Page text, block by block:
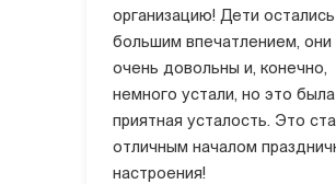
организацию! Дети
большим впечатлением, они
очень довольны и, конечно,
немного устали, но это была
приятная усталость. Это
отличным началом
настроения!